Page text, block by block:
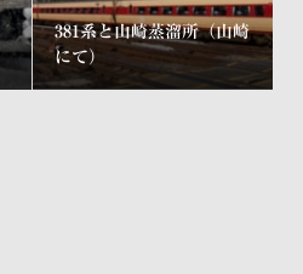
381系と山崎蒸溜所（山崎
にて）